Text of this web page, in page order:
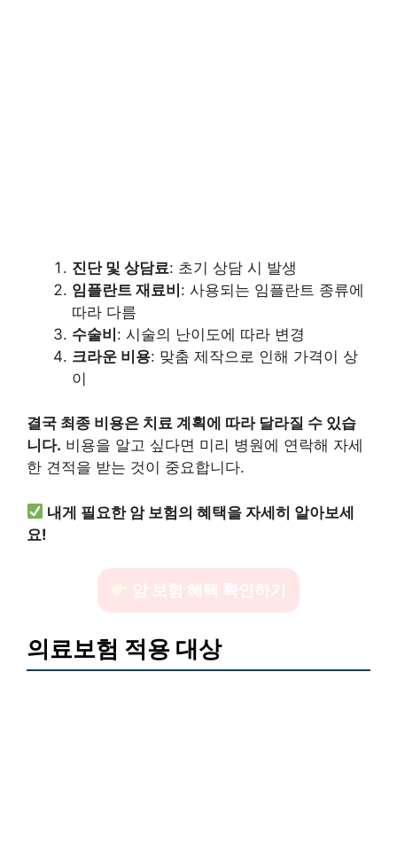
진단 및 상담료: 초기 상담 시 발생
임플란트 재료비: 사용되는 임플란트 종류에
따라 다름
수술비: 시술의 난이도에 따라 변경
크라운 비용: 맞춤 제작으로 인해 가격이 상
이
결국 최종 비용은 치료 계획에 따라 달라질 수 있습
니다. 비용을 알고 싶다면 미리 병원에 연락해 자세
한 견적을 받는 것이 중요합니다.
내게 필요한 암 보험의 혜택을 자세히 알아보세
요!
암 보험 혜택 확인하기
의료보험 적용 대상